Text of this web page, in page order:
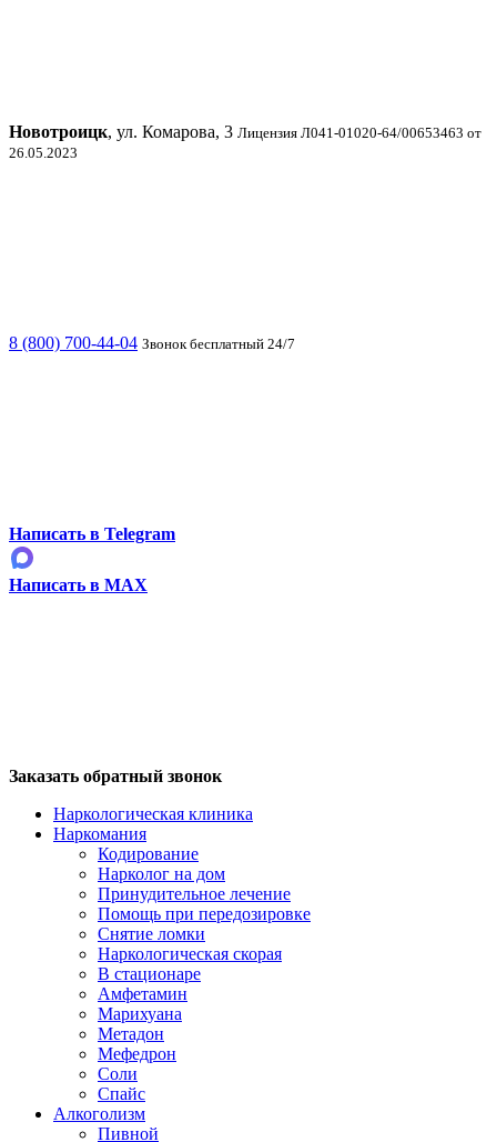
Новотроицк, ул. Комарова, 3 Лицензия Л041-01020-64/00653463 от
26.05.2023
8 (800) 700-44-04 Звонок бесплатный 24/7
Написать в Telegram
Написать в MAX
Заказать обратный звонок
Наркологическая клиника
Наркомания
Кодирование
Нарколог на дом
Принудительное лечение
Помощь при передозировке
Снятие ломки
Наркологическая скорая
В стационаре
Амфетамин
Марихуана
Метадон
Мефедрон
Соли
Спайс
Алкоголизм
Пивной